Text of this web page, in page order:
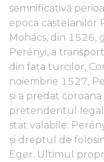
semnificativă
epoca castelanilor
Mohács, din 1526,
Perényi, a
din fața turcilor,
noiembrie 1527,
și a predat
pretendentul
stat valabile.
și dreptul de
Eger. Ultimul